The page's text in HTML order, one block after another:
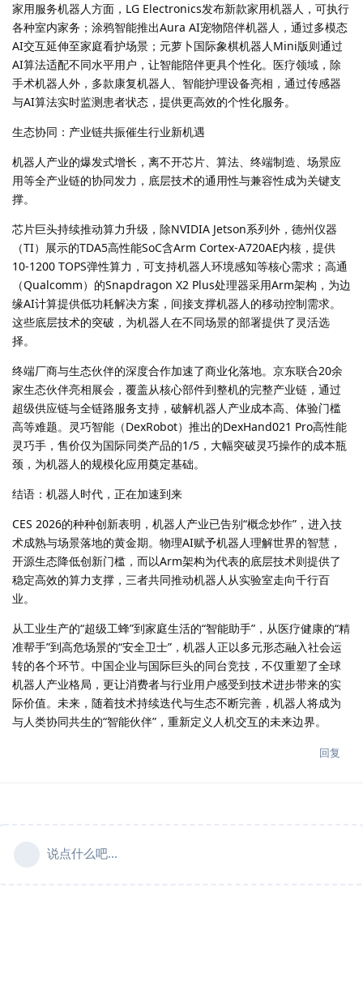
家用服务机器人方面，LG Electronics发布新款家用机器人，可执行
各种室内家务；涂鸦智能推出Aura AI宠物陪伴机器人，通过多模态
AI交互延伸至家庭看护场景；元萝卜国际象棋机器人Mini版则通过
AI算法适配不同水平用户，让智能陪伴更具个性化。医疗领域，除
手术机器人外，多款康复机器人、智能护理设备亮相，通过传感器
与AI算法实时监测患者状态，提供更高效的个性化服务。
生态协同：产业链共振催生行业新机遇
机器人产业的爆发式增长，离不开芯片、算法、终端制造、场景应
用等全产业链的协同发力，底层技术的通用性与兼容性成为关键支
撑。
芯片巨头持续推动算力升级，除NVIDIA Jetson系列外，德州仪器
（TI）展示的TDA5高性能SoC含Arm Cortex-A720AE内核，提供
10-1200 TOPS弹性算力，可支持机器人环境感知等核心需求；高通
（Qualcomm）的Snapdragon X2 Plus处理器采用Arm架构，为边
缘AI计算提供低功耗解决方案，间接支撑机器人的移动控制需求。
这些底层技术的突破，为机器人在不同场景的部署提供了灵活选
择。
终端厂商与生态伙伴的深度合作加速了商业化落地。京东联合20余
家生态伙伴亮相展会，覆盖从核心部件到整机的完整产业链，通过
超级供应链与全链路服务支持，破解机器人产业成本高、体验门槛
高等难题。灵巧智能（DexRobot）推出的DexHand021 Pro高性能
灵巧手，售价仅为国际同类产品的1/5，大幅突破灵巧操作的成本瓶
颈，为机器人的规模化应用奠定基础。
结语：机器人时代，正在加速到来
CES 2026的种种创新表明，机器人产业已告别“概念炒作”，进入技
术成熟与场景落地的黄金期。物理AI赋予机器人理解世界的智慧，
开源生态降低创新门槛，而以Arm架构为代表的底层技术则提供了
稳定高效的算力支撑，三者共同推动机器人从实验室走向千行百
业。
从工业生产的“超级工蜂”到家庭生活的“智能助手”，从医疗健康的“精
准帮手”到高危场景的“安全卫士”，机器人正以多元形态融入社会运
转的各个环节。中国企业与国际巨头的同台竞技，不仅重塑了全球
机器人产业格局，更让消费者与行业用户感受到技术进步带来的实
际价值。未来，随着技术持续迭代与生态不断完善，机器人将成为
与人类协同共生的“智能伙伴”，重新定义人机交互的未来边界。
回复
说点什么吧...